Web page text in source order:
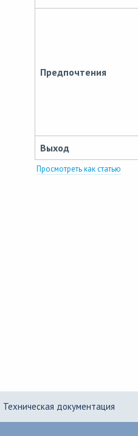
Предпочтения
Выход
Просмотреть как статью
Техническая документация